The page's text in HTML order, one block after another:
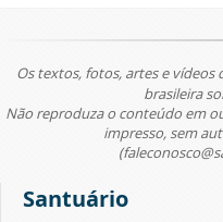
Os textos, fotos, artes e vídeos
brasileira
Não reproduza o conteúdo em
impresso, sem
Santuário